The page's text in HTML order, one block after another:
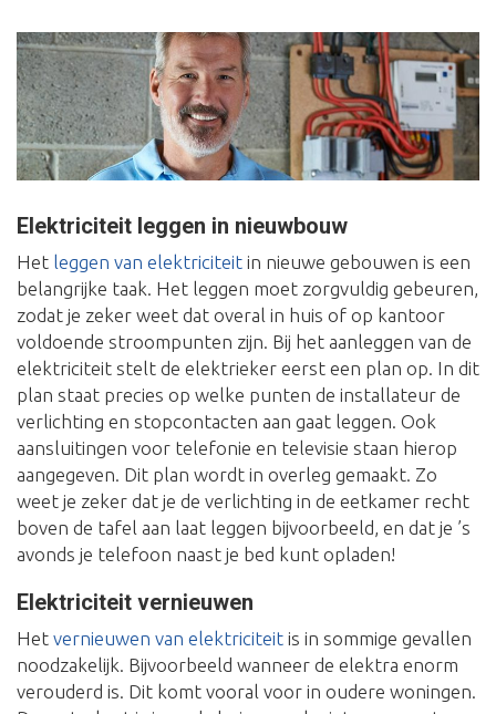
Elektriciteit leggen in nieuwbouw
Het leggen van elektriciteit in nieuwe gebouwen is een
belangrijke taak. Het leggen moet zorgvuldig gebeuren,
zodat je zeker weet dat overal in huis of op kantoor
voldoende stroompunten zijn. Bij het aanleggen van de
elektriciteit stelt de elektrieker eerst een plan op. In dit
plan staat precies op welke punten de installateur de
verlichting en stopcontacten aan gaat leggen. Ook
aansluitingen voor telefonie en televisie staan hierop
aangegeven. Dit plan wordt in overleg gemaakt. Zo
weet je zeker dat je de verlichting in de eetkamer recht
boven de tafel aan laat leggen bijvoorbeeld, en dat je ’s
avonds je telefoon naast je bed kunt opladen!
Elektriciteit vernieuwen
Het vernieuwen van elektriciteit is in sommige gevallen
noodzakelijk. Bijvoorbeeld wanneer de elektra enorm
verouderd is. Dit komt vooral voor in oudere woningen.